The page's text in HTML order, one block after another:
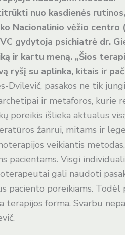
nuo kasdienės
Nacionalinio vėžio
gydytoja psichiatrė dr.
ir kartu meną. „Šios
ryšį su aplinka, kitais ir
Dvilevič, pasakos ne tik
ir metaforos, kurie
poreikis išlieka aktualus
žanrui, mitams ir
veikiantis
pacientams. Visgi
gali naudoti
poreikiams. Todėl
forma. Svarbu